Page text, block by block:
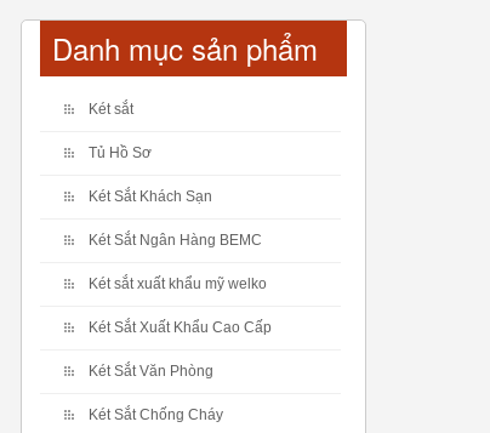
Danh mục sản phẩm
Két sắt
Tủ Hồ Sơ
Két Sắt Khách Sạn
Két Sắt Ngân Hàng BEMC
Két sắt xuất khẩu mỹ welko
Két Sắt Xuất Khẩu Cao Cấp
Két Sắt Văn Phòng
Két Sắt Chống Cháy